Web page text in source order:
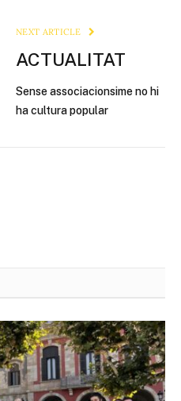
NEXT ARTICLE
ACTUALITAT
Sense associacionsime no hi
ha cultura popular